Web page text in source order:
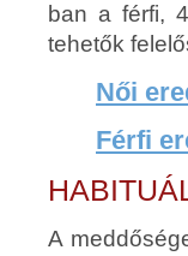
ban a férfi,
tehetők
Női
Férfi
A